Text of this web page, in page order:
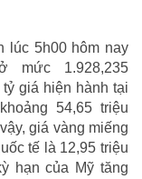
lúc 5h00 hôm nay
1.928,235
giá hiện hành tại
54,65 triệu
giá vàng miếng
tế là 12,95 triệu
hạn của Mỹ tăng